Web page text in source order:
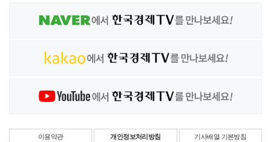
이용약관 개인정보처리방침 기사배열 기본방침